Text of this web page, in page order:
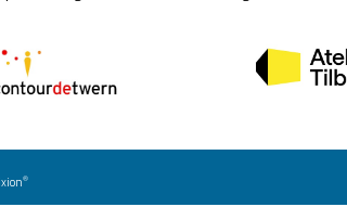
®